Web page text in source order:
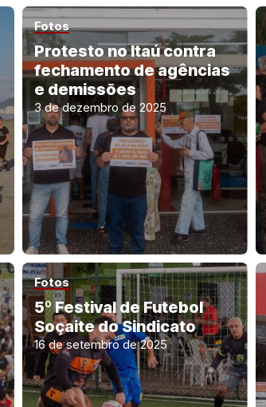
Fotos
Protesto no Itaú contra
fechamento de agências
e demissões
3 de dezembro de 2025
Fotos
5º Festival de Futebol
Soçaite do Sindicato
16 de setembro de 2025